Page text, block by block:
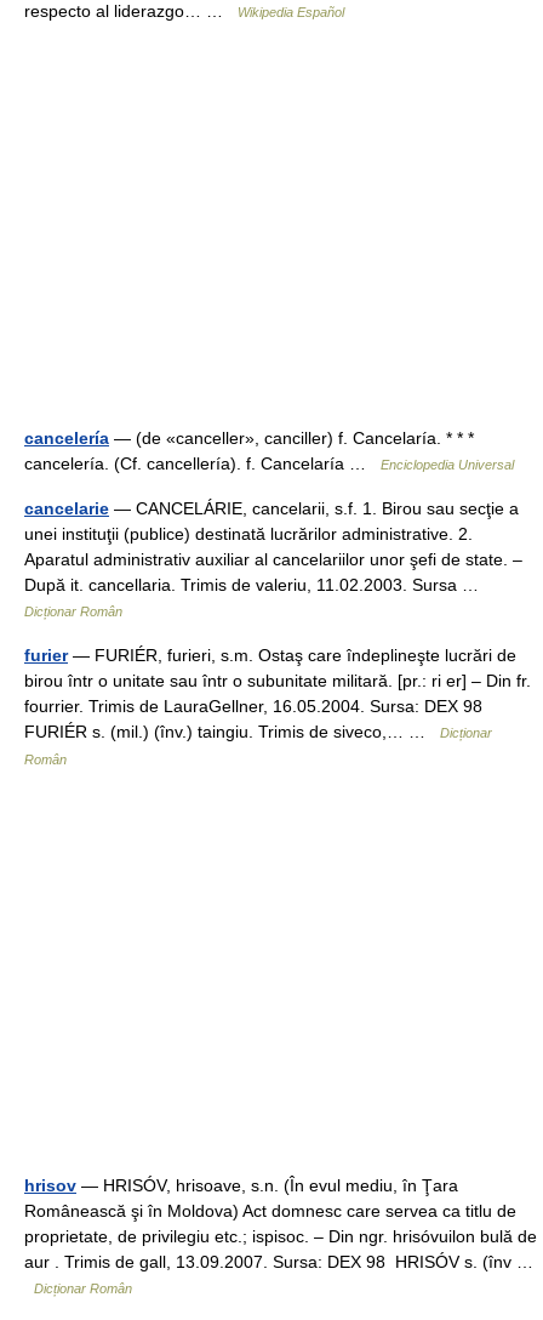
respecto al liderazgo… …
Wikipedia Español
cancelería — (de «canceller», canciller) f. Cancelaría. * * *
cancelería. (Cf. cancellería). f. Cancelaría …
Enciclopedia Universal
cancelarie — CANCELÁRIE, cancelarii, s.f. 1. Birou sau secţie a
unei instituţii (publice) destinată lucrărilor administrative. 2.
Aparatul administrativ auxiliar al cancelariilor unor şefi de state. –
După it. cancellaria. Trimis de valeriu, 11.02.2003. Sursa …
Dicționar Român
furier— FURIÉR, furieri, s.m. Ostaş care îndeplineşte lucrări de
birou într o unitate sau într o subunitate militară. [pr.: ri er] – Din fr.
fourrier. Trimis de LauraGellner, 16.05.2004. Sursa: DEX 98
FURIÉR s. (mil.) (înv.) taingiu. Trimis de siveco,… …
Dicționar
Român
hrisov — HRISÓV, hrisoave, s.n. (În evul mediu, în Ţara
Românească şi în Moldova) Act domnesc care servea ca titlu de
proprietate, de privilegiu etc.; ispisoc. – Din ngr. hrisóvuilon bulă de
aur . Trimis de gall, 13.09.2007. Sursa: DEX 98 HRISÓV s. (înv …
Dicționar Român